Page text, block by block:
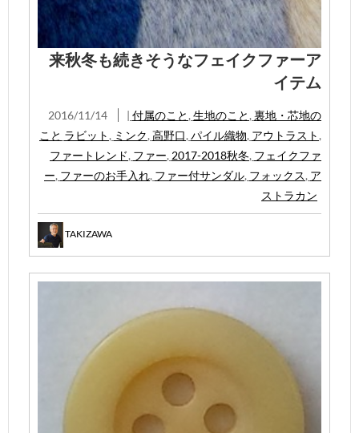
来秋冬も続きそうなフェイクファーア
イテム
2016/11/14 | 付属のこと , 生地のこと , 裏地・芯地の
こと ラビット , ミンク, 高野口, パイル織物, アウトラスト ,
ファートレンド, ファー, 2017-2018秋冬, フェイクファ
ー, ファーのお手入れ, ファー付サンダル, フォックス, ア
ストラカン
TAKIZAWA